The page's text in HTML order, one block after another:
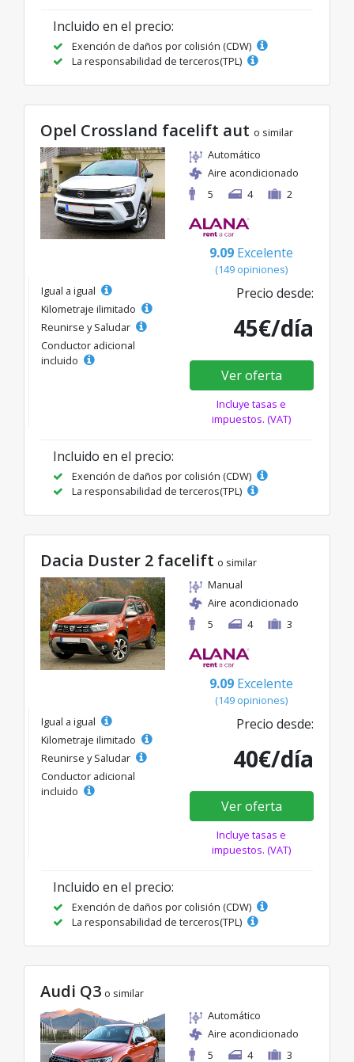
Incluido en el precio:
Exención de daños por colisión (CDW)
La responsabilidad de terceros(TPL)
Opel Crossland facelift aut o similar
Automático
Aire acondicionado
5
4 2
9.09 Excelente
(149 opiniones)
Igual a igual
Kilometraje ilimitado
Reunirse y Saludar
Conductor adicional
incluido
Precio desde:
45€/día
Ver oferta
Incluye tasas e
impuestos. (VAT)
Incluido en el precio:
Exención de daños por colisión (CDW)
La responsabilidad de terceros(TPL)
Dacia Duster 2 facelift o similar
Manual
Aire acondicionado
5
4 3
9.09 Excelente
(149 opiniones)
Igual a igual
Kilometraje ilimitado
Reunirse y Saludar
Conductor adicional
incluido
Precio desde:
40€/día
Ver oferta
Incluye tasas e
impuestos. (VAT)
Incluido en el precio:
Exención de daños por colisión (CDW)
La responsabilidad de terceros(TPL)
Audi Q3 o similar
Automático
Aire acondicionado
5
4 3